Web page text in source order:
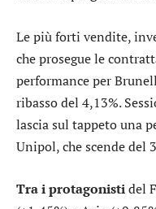
Le più forti vendite,
che prosegue le
performance per
ribasso del 4,13%.
lascia sul tappeto una
Unipol, che scende del
Tra i protagonistidel